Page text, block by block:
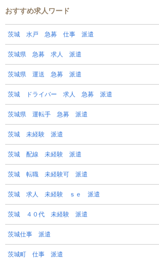
おすすめ求人ワード
茨城 水戸 急募 仕事 派遣
茨城県 急募 求人 派遣
茨城県 運送 急募 派遣
茨城 ドライバー 求人 急募 派遣
茨城県 運転手 急募 派遣
茨城 未経験 派遣
茨城 配線 未経験 派遣
茨城 転職 未経験可 派遣
茨城 求人 未経験 ｓｅ 派遣
茨城 ４０代 未経験 派遣
茨城仕事 派遣
茨城町 仕事 派遣